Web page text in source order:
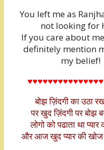
You left me as
not looking for
If you care about
definitely mention
my belief!
बोझ ज़िंदगी का उठा
पर खुद ज़िंदगी पर बोझ
लोगो को पढाता था प्यार
और आज खुद प्यार की खोज